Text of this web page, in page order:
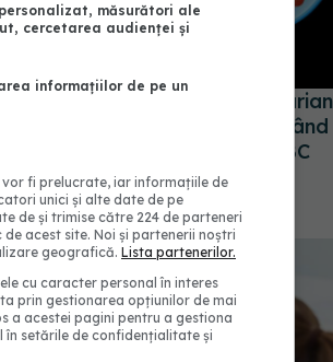
3 din 4 cazuri de cancer ovarian
sunt diagnosticate târziu, când
boala e deja avansată. FABC
avertizează
05 mai 2026, 17:09
măsurători ale
cercetarea audienței și
informațiilor de pe un
fi prelucrate, iar informațiile de
unici și alte date de pe
de și trimise către 224 de parteneri
acest site. Noi și partenerii noștri
geografică. Lista partenerilor.
cu caracter personal în interes
prin gestionarea opțiunilor de mai
a acestei pagini pentru a gestiona
setările de confidențialitate și